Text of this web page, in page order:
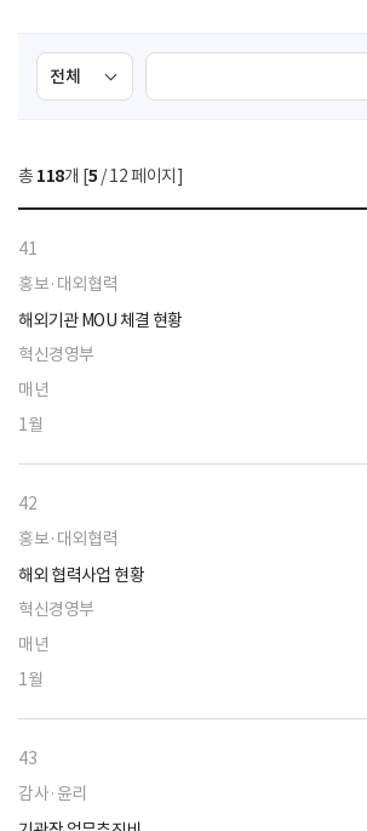
검
색
선
택
색
총 118개 [5 / 12 페이지]
41
홍보·대외협력
해외기관 MOU 체결 현황
혁신경영부
매년
1월
42
홍보·대외협력
해외 협력사업 현황
혁신경영부
매년
1월
43
감사·윤리